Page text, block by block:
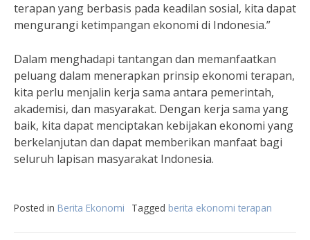
terapan yang berbasis pada keadilan sosial, kita dapat
mengurangi ketimpangan ekonomi di Indonesia.”
Dalam menghadapi tantangan dan memanfaatkan
peluang dalam menerapkan prinsip ekonomi terapan,
kita perlu menjalin kerja sama antara pemerintah,
akademisi, dan masyarakat. Dengan kerja sama yang
baik, kita dapat menciptakan kebijakan ekonomi yang
berkelanjutan dan dapat memberikan manfaat bagi
seluruh lapisan masyarakat Indonesia.
Posted in Berita Ekonomi Tagged berita ekonomi terapan